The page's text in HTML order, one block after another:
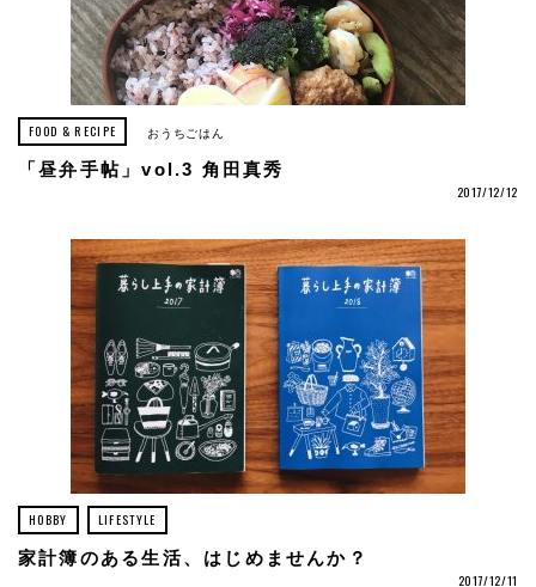
FOOD & RECIPE おうちごはん
「昼弁手帖」vol.3 角田真秀
2017/12/12
HOBBY LIFESTYLE
家計簿のある生活、はじめませんか？
2017/12/11